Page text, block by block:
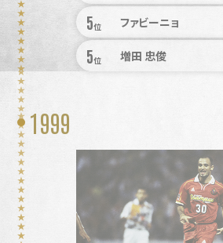
5位 ファビーニョ
5位 増田 忠俊
1999